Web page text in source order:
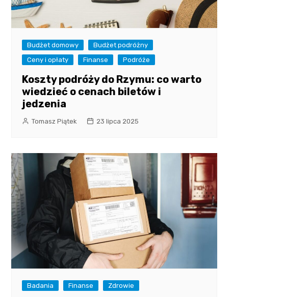
Budżet domowy
Budżet podróżny
Ceny i opłaty
Finanse Podróże
Koszty podróży do Rzymu: co warto
wiedzieć o cenach biletów i
jedzenia
Tomasz Piątek 23 lipca 2025
Badania Finanse Zdrowie